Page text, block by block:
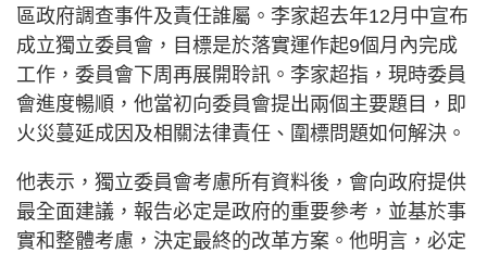
區政府調查事件及責任誰屬。李家超去年12月中宣布
成立獨立委員會，目標是於落實運作起9個月內完成
工作，委員會下周再展開聆訊。李家超指，現時委員
會進度暢順，他當初向委員會提出兩個主要題目，即
火災蔓延成因及相關法律責任、圍標問題如何解決。
他表示，獨立委員會考慮所有資料後，會向政府提供
最全面建議，報告必定是政府的重要參考，並基於事
實和整體考慮，決定最終的改革方案。他明言，必定